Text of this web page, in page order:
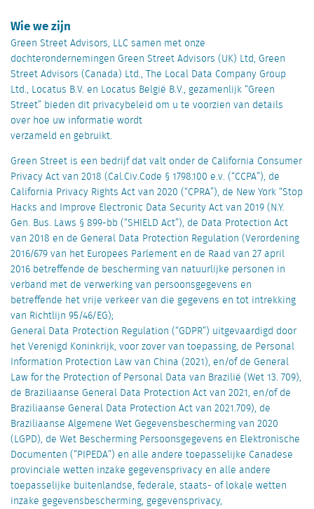
Wie we zijn
Green Street Advisors, LLC samen met onze
dochterondernemingen Green Street Advisors (UK) Ltd, Green
Street Advisors (Canada) Ltd., The Local Data Company Group
Ltd., Locatus B.V. en Locatus België B.V., gezamenlijk “Green
Street” bieden dit privacybeleid om u te voorzien van details
over hoe uw informatie wordt
verzameld en gebruikt.
Green Street is een bedrijf dat valt onder de California Consumer
Privacy Act van 2018 (Cal.Civ.Code § 1798.100 e.v. (“CCPA”), de
California Privacy Rights Act van 2020 (“CPRA”), de New York “Stop
Hacks and Improve Electronic Data Security Act van 2019 (N.Y.
Gen. Bus. Laws § 899-bb (“SHIELD Act”), de Data Protection Act
van 2018 en de General Data Protection Regulation (Verordening
2016/679 van het Europees Parlement en de Raad van 27 april
2016 betreffende de bescherming van natuurlijke personen in
verband met de verwerking van persoonsgegevens en
betreffende het vrije verkeer van die gegevens en tot intrekking
van Richtlijn 95/46/EG);
General Data Protection Regulation (“GDPR”) uitgevaardigd door
het Verenigd Koninkrijk, voor zover van toepassing, de Personal
Information Protection Law van China (2021), en/of de General
Law for the Protection of Personal Data van Brazilië (Wet 13. 709),
de Braziliaanse General Data Protection Act van 2021, en/of de
Braziliaanse General Data Protection Act van 2021.709), de
Braziliaanse Algemene Wet Gegevensbescherming van 2020
(LGPD), de Wet Bescherming Persoonsgegevens en Elektronische
Documenten (“PIPEDA”) en alle andere toepasselijke Canadese
provinciale wetten inzake gegevensprivacy en alle andere
toepasselijke buitenlandse, federale, staats- of lokale wetten
inzake gegevensbescherming, gegevensprivacy,